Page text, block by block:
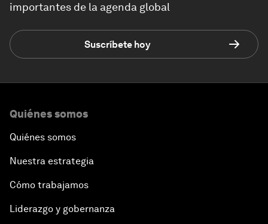
importantes de la agenda global
Suscríbete hoy
Quiénes somos
Quiénes somos
Nuestra estrategia
Cómo trabajamos
Liderazgo y gobernanza